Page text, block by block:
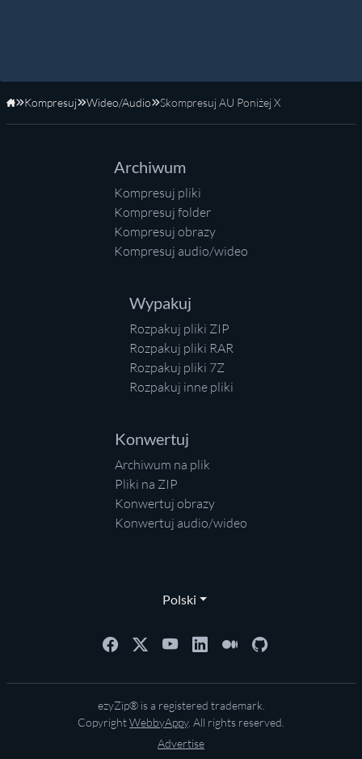
Strona główna
Kompresuj Wideo/Audio Skompresuj AU Poniżej X
Archiwum
Kompresuj pliki
Kompresuj folder
Kompresuj obrazy
Kompresuj audio/wideo
Wypakuj
Rozpakuj pliki ZIP
Rozpakuj pliki RAR
Rozpakuj pliki 7Z
Rozpakuj inne pliki
Konwertuj
Archiwum na plik
Pliki na ZIP
Konwertuj obrazy
Konwertuj audio/wideo
Polski
ezyZip® is a registered trademark.
CopyrightWebbyAppy. All rights reserved.
Advertise